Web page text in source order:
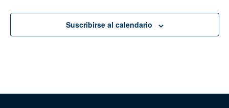
Suscribirse al calendario